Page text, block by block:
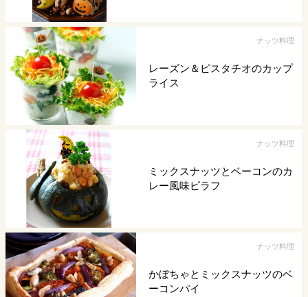
ナッツ料理
レーズン＆ピスタチオのカップ
ライス
ナッツ料理
ミックスナッツとベーコンのカ
レー風味ピラフ
ナッツ料理
かぼちゃとミックスナッツのベ
ーコンパイ